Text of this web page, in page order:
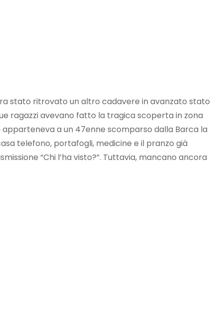
stato ritrovato un altro cadavere in avanzato stato
ragazzi avevano fatto la tragica scoperta in zona
a un 47enne scomparso dalla Barca la
telefono, portafogli, medicine e il pranzo già
“Chi l’ha visto?”. Tuttavia, mancano ancora